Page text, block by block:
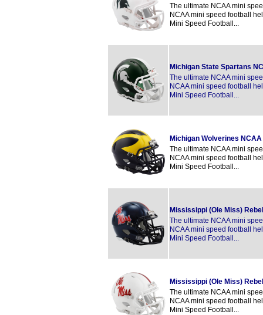
The ultimate NCAA mini
NCAA mini speed football
Mini Speed Football...
Michigan State Spartans
The ultimate NCAA mini
NCAA mini speed football
Mini Speed Football...
Michigan Wolverines
The ultimate NCAA mini
NCAA mini speed football
Mini Speed Football...
Mississippi (Ole Miss)
The ultimate NCAA mini
NCAA mini speed football
Mini Speed Football...
Mississippi (Ole Miss)
The ultimate NCAA mini
NCAA mini speed football
Mini Speed Football...